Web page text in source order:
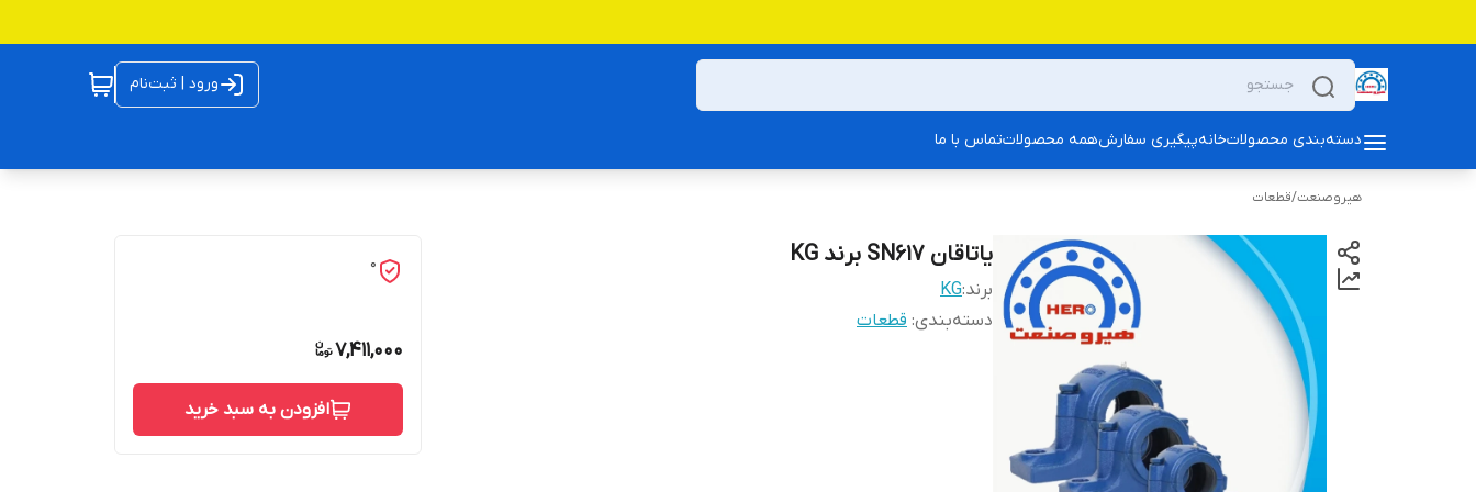
ورود | ثبت‌نام
دسته‌بندی محصولاتخانهپیگیری سفارشهمه محصولاتتماس با ما
هیروصنعت/قطعات
یاتاقان SN617 برند KG
برند:KG
دسته‌بندی: قطعات
0
7,411,000
افزودن به سبد خرید